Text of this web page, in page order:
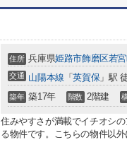
住所 兵庫県姫路市飾磨区若
交通 山陽本線 「英賀保」駅
築年 築17年 階数 2階建
住みやすさが満載でイチオシ
る物件です。こちらの物件以